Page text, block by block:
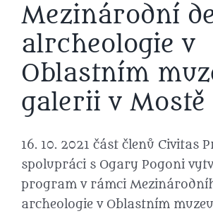
Mezinárodní
alrcheologie v
Oblastním
galerii v Mostě
16. 10. 2021 část členů Civitas
spolupráci s Ogary Pogoni
program v rámci
archeologie v Oblastním